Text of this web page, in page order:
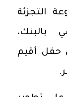
التجزئة
بالبنك،
حفل أقيم